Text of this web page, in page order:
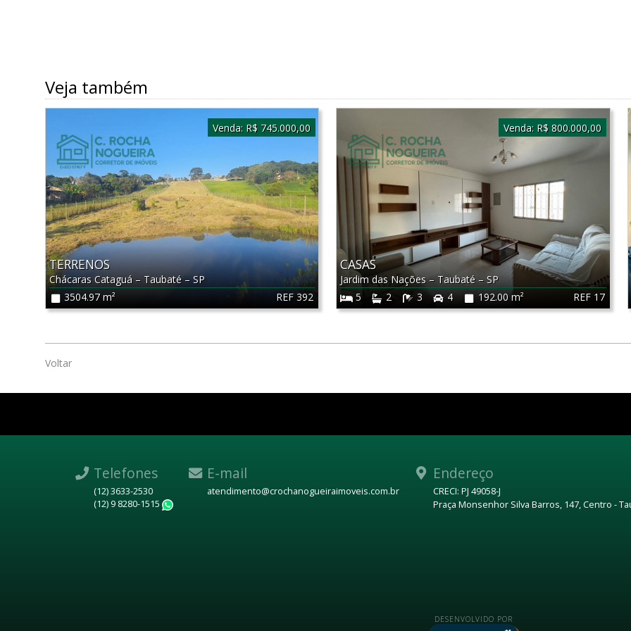
Veja também
REF 392
TERRENOS
Chácaras Cataguá – Taubaté– SP
3504.97 m²
Venda: R$ 745.000,00
REF 17
CASAS
Jardim das Nações–Taubaté –SP
5
2 3 4 192.00 m²
Venda: R$ 800.000,00
Voltar
Telefones
(12) 3633-2530
(12) 9 8280-1515
E-mail
atendimento@crochanogueiraimoveis.com.br
Endereço
CRECI: PJ 49058-J
Praça Monsenhor Silva Barros, 147, Centro -
DESENVOLVIDO POR